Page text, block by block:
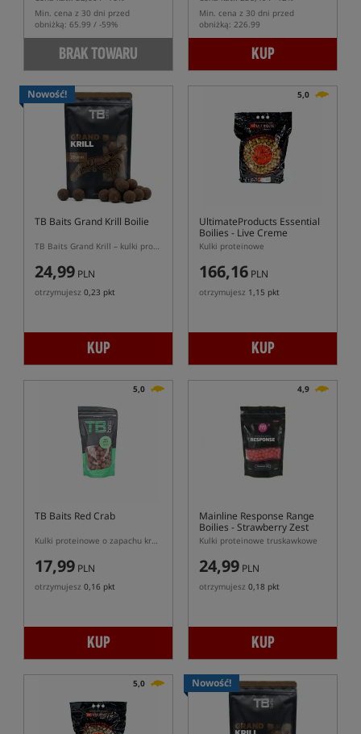
Min. cena z 30 dni przed
obniżką: 65.99 / -59%
BRAK TOWARU
Min. cena z 30 dni przed
obniżką: 226.99
KUP
Nowość!
TB Baits Grand Krill Boilie
TB Baits Grand Krill – kulki proteinowe o aromacie kryla
24,99 PLN
otrzymujesz 0,23 pkt
KUP
5,0
UltimateProducts Essential
Boilies - Live Creme
Kulki proteinowe
166,16 PLN
otrzymujesz 1,15 pkt
KUP
5,0
TB Baits Red Crab
Kulki proteinowe o zapachu kraba i ostrych przypraw
17,99 PLN
otrzymujesz 0,16 pkt
KUP
4,9
Mainline Response Range
Boilies - Strawberry Zest
Kulki proteinowe truskawkowe
24,99 PLN
otrzymujesz 0,18 pkt
KUP
5,0 Nowość!